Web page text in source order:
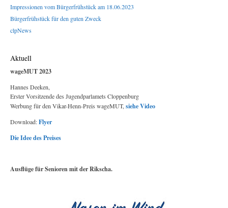
Impressionen vom Bürgerfrühstück am 18.06.2023
Bürgerfrühstück für den guten Zweck
clpNews
Aktuell
wageMUT 2023
Hannes Deeken,
Erster Vorsitzende des Jugendparlamets Cloppenburg
Werbung für den Vikar-Henn-Preis wageMUT, siehe Video
Download:Flyer
Die Idee des Preises
Ausflüge für Senioren mit der Rikscha.